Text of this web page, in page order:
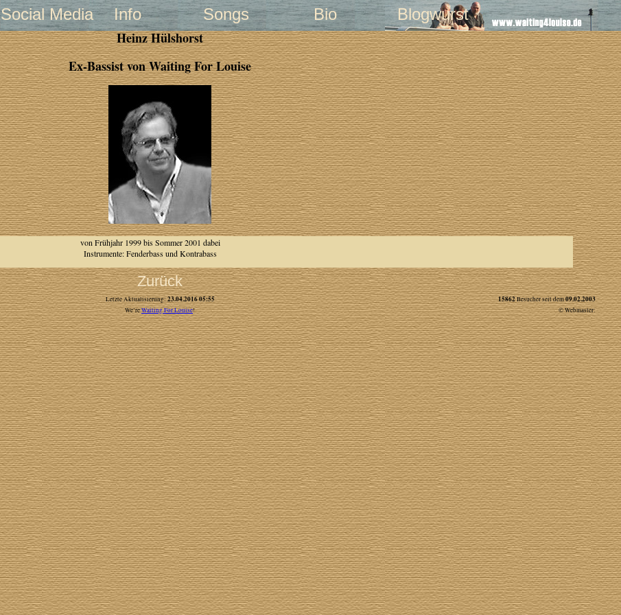
Social Media Info Songs Bio Blogwurst
Heinz Hülshorst
Ex-Bassist von Waiting For Louise
von Frühjahr 1999 bis Sommer 2001 dabei
Instrumente: Fenderbass und Kontrabass
Zurück
Letzte Aktualisierung:23.04.2016 05:55 15862Besucher seit dem09.02.2003
We’reWaiting For Louise! © Webmaster: